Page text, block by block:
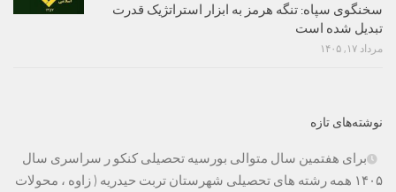
سخنگوی سپاه: تنگه هرمز به ابزار استراتژیک قدرت
تبدیل شده است
مرداد ۱۷, ۱۴۰۵
نوشته‌های تازه
برای هفتمین سال متوالی بورسیه تحصیلی کنکو ر سراسری سال
۱۴۰۵ همه رشته های تحصیلی شهرستان تربت حیدریه ( زاوه ، محولات